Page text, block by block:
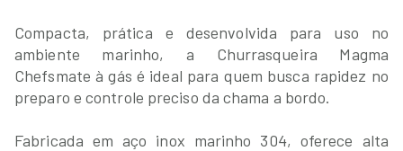
Compacta, prática e desenvolvida para uso no
ambiente marinho, a Churrasqueira Magma
Chefsmate à gás é ideal para quem busca rapidez no
preparo e controle preciso da chama a bordo.
Fabricada em aço inox marinho 304, oferece alta